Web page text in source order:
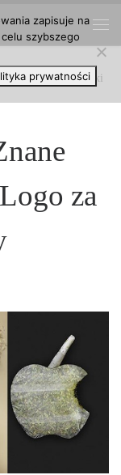
Portrety, Obrazki
za
zapisuje na
szybszego
prywatności